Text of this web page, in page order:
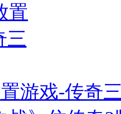
游戏-传奇